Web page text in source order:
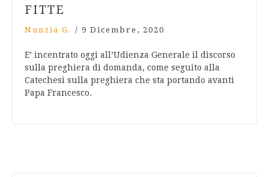
FITTE
Nunzia G. / 9 Dicembre, 2020
E’ incentrato oggi all’Udienza Generale il discorso
sulla preghiera di domanda, come seguito alla
Catechesi sulla preghiera che sta portando avanti
Papa Francesco.